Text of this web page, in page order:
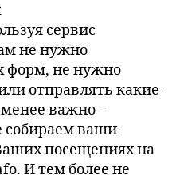
сервис
не нужно
форм, не нужно
отправлять какие-
важно –
собираем ваши
посещениях на
И тем более не